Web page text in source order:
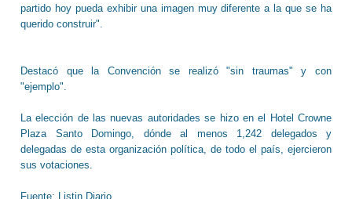
partido hoy pueda exhibir una imagen muy diferente a la que se ha
querido construir".
Destacó que la Convención se realizó "sin traumas" y con
"ejemplo".
La elección de las nuevas autoridades se hizo en el Hotel Crowne
Plaza Santo Domingo, dónde al menos 1,242 delegados y
delegadas de esta organización política, de todo el país, ejercieron
sus votaciones.
Fuente: Listin Diario